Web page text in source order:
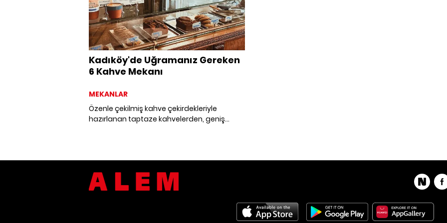
Kadıköy'de Uğramanız Gereken
6 Kahve Mekanı
MEKANLAR
Özenle çekilmiş kahve çekirdekleriyle
hazırlanan taptaze kahvelerden, geniş
Kadıköy'de uğramanız gereken altı kahve
mekanı bir arada.